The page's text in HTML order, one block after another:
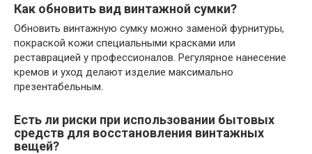
Как обновить вид винтажной сумки?
Обновить винтажную сумку можно заменой фурнитуры,
покраской кожи специальными красками или
реставрацией у профессионалов. Регулярное нанесение
кремов и уход делают изделие максимально
презентабельным.
Есть ли риски при использовании бытовых
средств для восстановления винтажных
вещей?